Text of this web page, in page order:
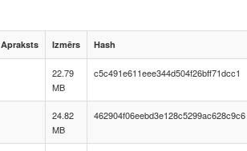
Apraksts Izmērs Hash
22.79
MB
c5c491e611eee344d504f26bff71dcc1
24.82
MB
462904f06eebd3e128c5299ac628c9c6